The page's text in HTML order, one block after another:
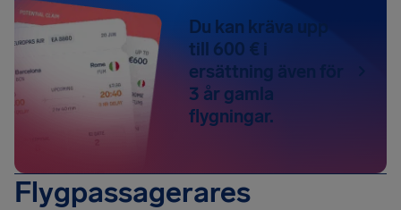
Du kan kräva upp
till 600 € i
ersättning även för
3 år gamla
flygningar.
Flygpassagerares